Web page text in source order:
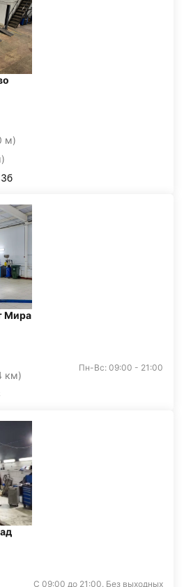
м)
Мира
км)
Пн-Вс: 09:00 - 21:00
С 09:00 до 21:00. Без выходных